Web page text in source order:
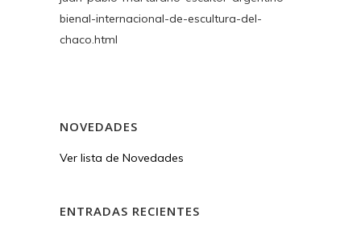
bienal-internacional-de-escultura-del-
chaco.html
NOVEDADES
Ver lista de Novedades
ENTRADAS RECIENTES